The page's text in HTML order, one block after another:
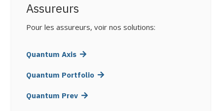
Assureurs
Pour les assureurs, voir nos solutions:
Quantum Axis
Quantum Portfolio
Quantum Prev